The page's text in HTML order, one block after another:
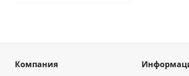
Компания